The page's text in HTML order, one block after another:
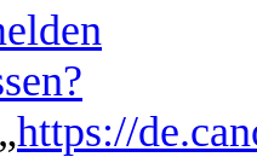
https://